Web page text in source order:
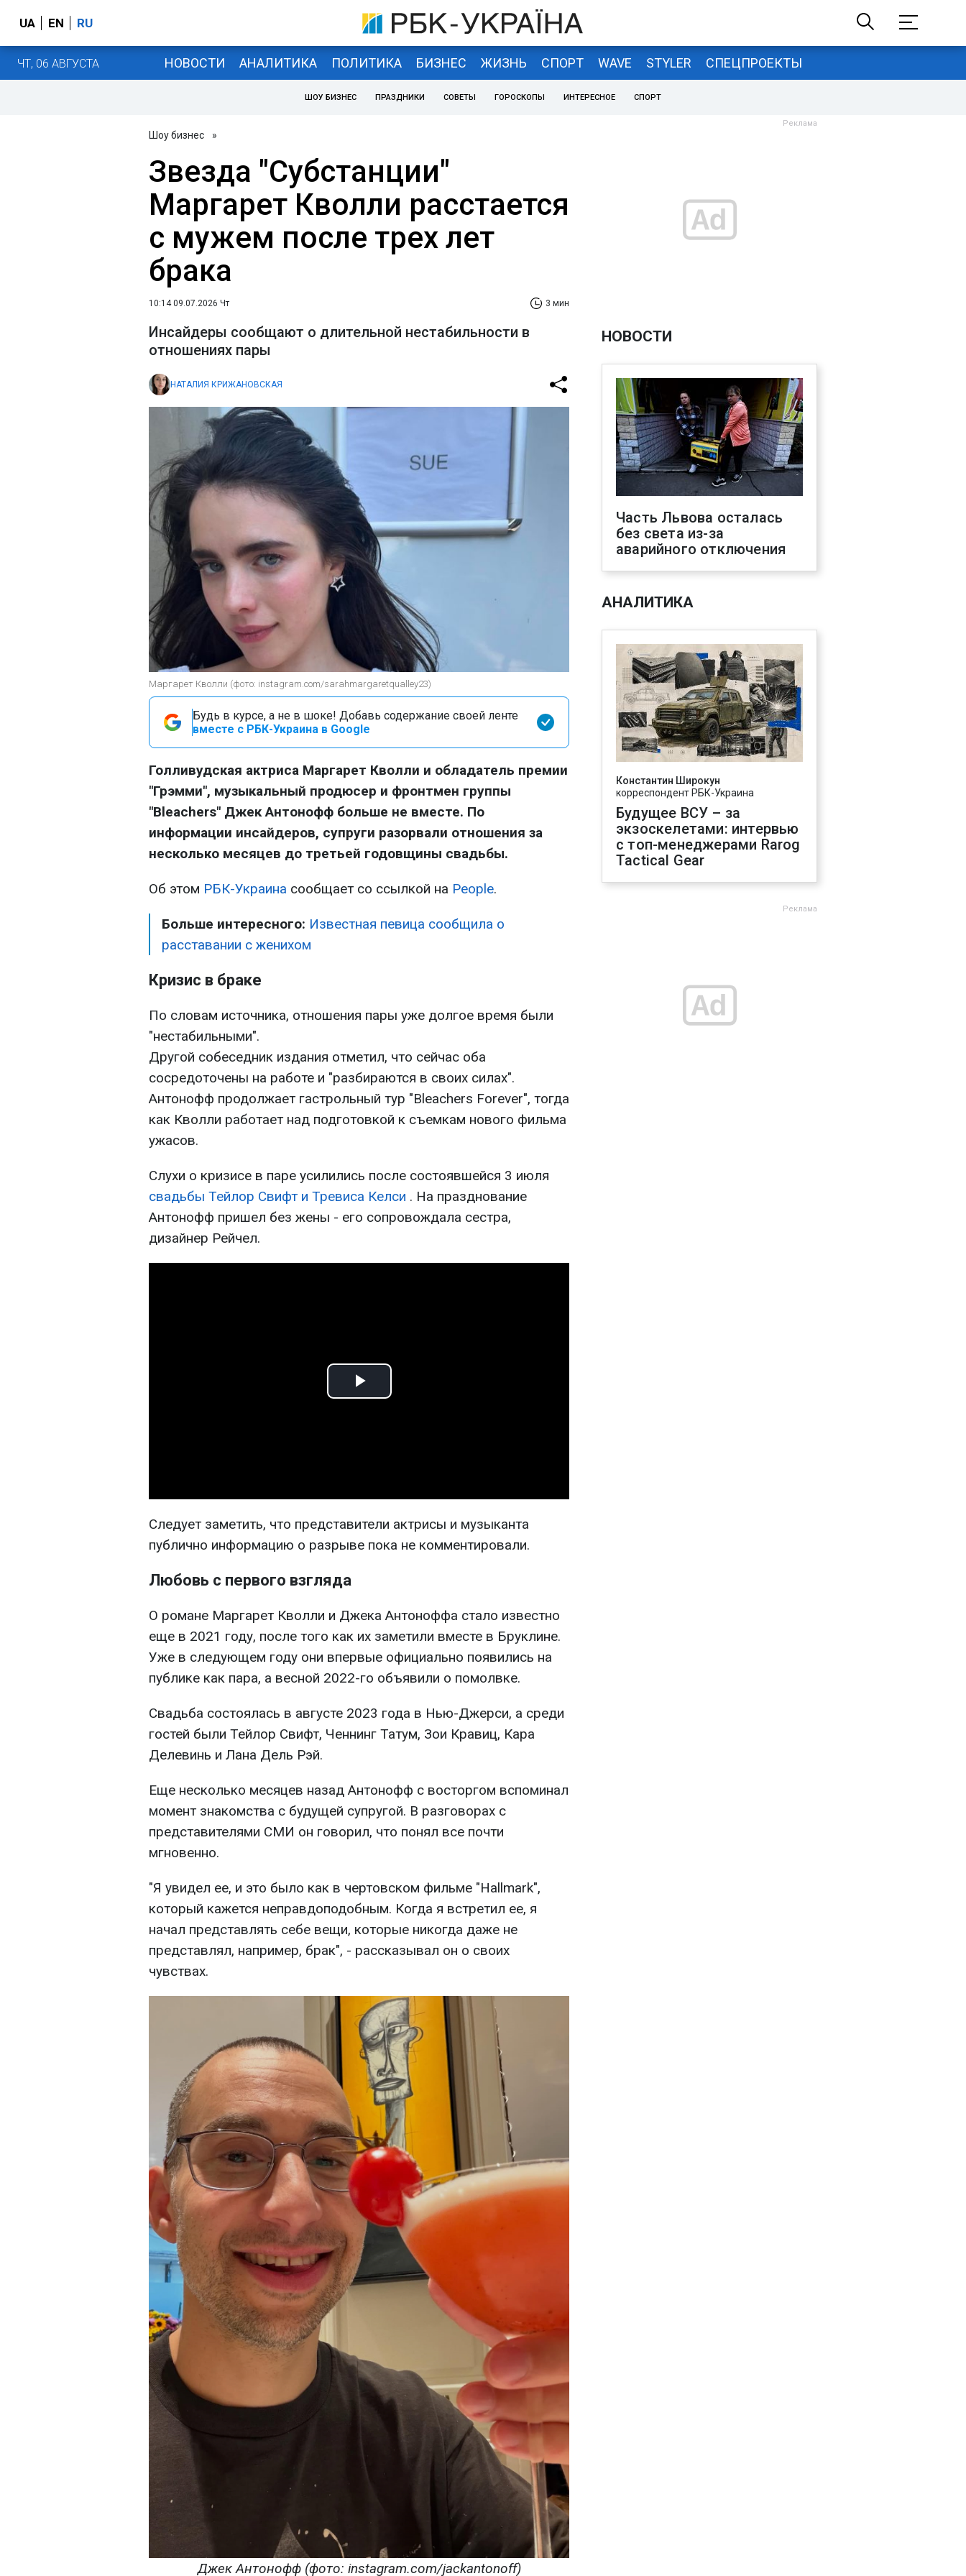
UA EN RU
ЧТ, 06 АВГУСТА НОВОСТИ АНАЛИТИКА ПОЛИТИКА БИЗНЕС ЖИЗНЬ СПОРТ WAVE STYLER СПЕЦПРОЕКТЫ
ШОУ БИЗНЕС ПРАЗДНИКИ СОВЕТЫ ГОРОСКОПЫ ИНТЕРЕСНОЕ СПОРТ
Шоу бизнес »
Звезда "Субстанции"
Маргарет Кволли расстается
с мужем после трех лет
брака
10:14 09.07.2026 Чт 3 мин
Инсайдеры сообщают о длительной нестабильности в
отношениях пары
НАТАЛИЯ КРИЖАНОВСКАЯ
Маргарет Кволли (фото: instagram.com/sarahmargaretqualley23)
Будь в курсе, а не в шоке! Добавь содержание своей ленте
вместе с РБК-Украина в Google
Голливудская актриса Маргарет Кволли и обладатель премии
"Грэмми", музыкальный продюсер и фронтмен группы
"Bleachers" Джек Антонофф больше не вместе. По
информации инсайдеров, супруги разорвали отношения за
несколько месяцев до третьей годовщины свадьбы.
Об этом РБК-Украина сообщает со ссылкой на People.
Больше интересного: Известная певица сообщила о
расставании с женихом
Кризис в браке
По словам источника, отношения пары уже долгое время были
"нестабильными".
Другой собеседник издания отметил, что сейчас оба
сосредоточены на работе и "разбираются в своих силах".
Антонофф продолжает гастрольный тур "Bleachers Forever", тогда
как Кволли работает над подготовкой к съемкам нового фильма
ужасов.
Слухи о кризисе в паре усилились после состоявшейся 3 июля
свадьбы Тейлор Свифт и Тревиса Келси . На празднование
Антонофф пришел без жены - его сопровождала сестра,
дизайнер Рейчел.
Play
Следует заметить, что представители актрисы и музыканта
публично информацию о разрыве пока не комментировали.
Любовь с первого взгляда
О романе Маргарет Кволли и Джека Антоноффа стало известно
еще в 2021 году, после того как их заметили вместе в Бруклине.
Уже в следующем году они впервые официально появились на
публике как пара, а весной 2022-го объявили о помолвке.
Свадьба состоялась в августе 2023 года в Нью-Джерси, а среди
гостей были Тейлор Свифт, Ченнинг Татум, Зои Кравиц, Кара
Делевинь и Лана Дель Рэй.
Еще несколько месяцев назад Антонофф с восторгом вспоминал
момент знакомства с будущей супругой. В разговорах с
представителями СМИ он говорил, что понял все почти
мгновенно.
"Я увидел ее, и это было как в чертовском фильме "Hallmark",
который кажется неправдоподобным. Когда я встретил ее, я
начал представлять себе вещи, которые никогда даже не
представлял, например, брак", - рассказывал он о своих
чувствах.
Джек Антонофф (фото: instagram.com/jackantonoff)
НОВОСТИ
Часть Львова осталась
без света из-за
аварийного отключения
АНАЛИТИКА
Константин Широкун
корреспондент РБК-Украина
Будущее ВСУ – за
экзоскелетами: интервью
с топ-менеджерами Rarog
Tactical Gear